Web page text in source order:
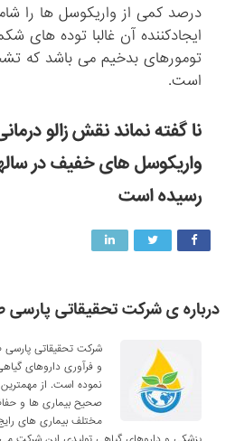
درصد کمی از واریکوسل ها را
ایجادکننده آن غالبا توده
تومورهای بدخیم می باشد که
است.
نا گفته نماند نقش زالو
واریکوسل های خفیف در
رسیده است
درباره ی شرکت تحقیقاتی
و فرآوری داروهای
نموده است. از
صحیح بیماری ها و
مختلف بیماری های